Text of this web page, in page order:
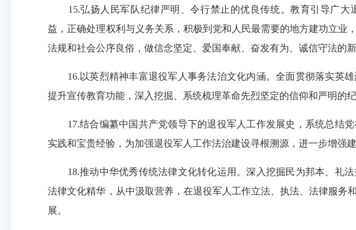
15.弘扬人民军队纪律严明、令行禁止的优良传统。教育引导广大
益，正确处理权利与义务关系，积极到党和人民最需要的地方建功立业
法规和社会公序良俗，做信念坚定、爱国奉献、奋发有为、诚信守法的新
16.以英烈精神丰富退役军人事务法治文化内涵。全面贯彻落实英雄
提升宣传教育功能，深入挖掘、系统梳理革命先烈坚定的信仰和严明的
17.结合编纂中国共产党领导下的退役军人工作发展史，系统总结党
实践和宝贵经验，为加强退役军人工作法治建设寻根溯源，进一步增强
18.推动中华优秀传统法律文化转化运用。深入挖掘民为邦本、礼法
法律文化精华，从中汲取营养，在退役军人工作立法、执法、法律服务
展。